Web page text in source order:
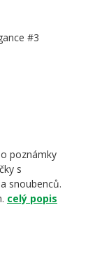
poznámky
s
snoubenců.
celý popis